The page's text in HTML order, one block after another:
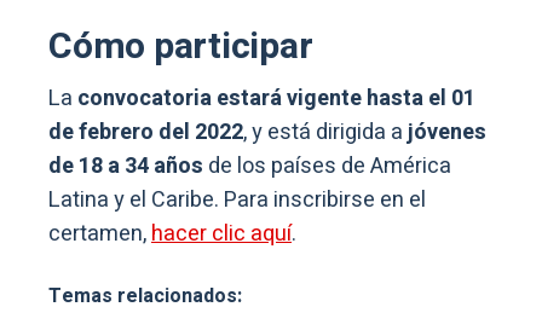
Cómo participar
La convocatoria estará vigente hasta el 01
de febrero del 2022, y está dirigida ajóvenes
de 18 a 34 años de los países de América
Latina y el Caribe. Para inscribirse en el
certamen,hacer clic aquí.
Temas relacionados: